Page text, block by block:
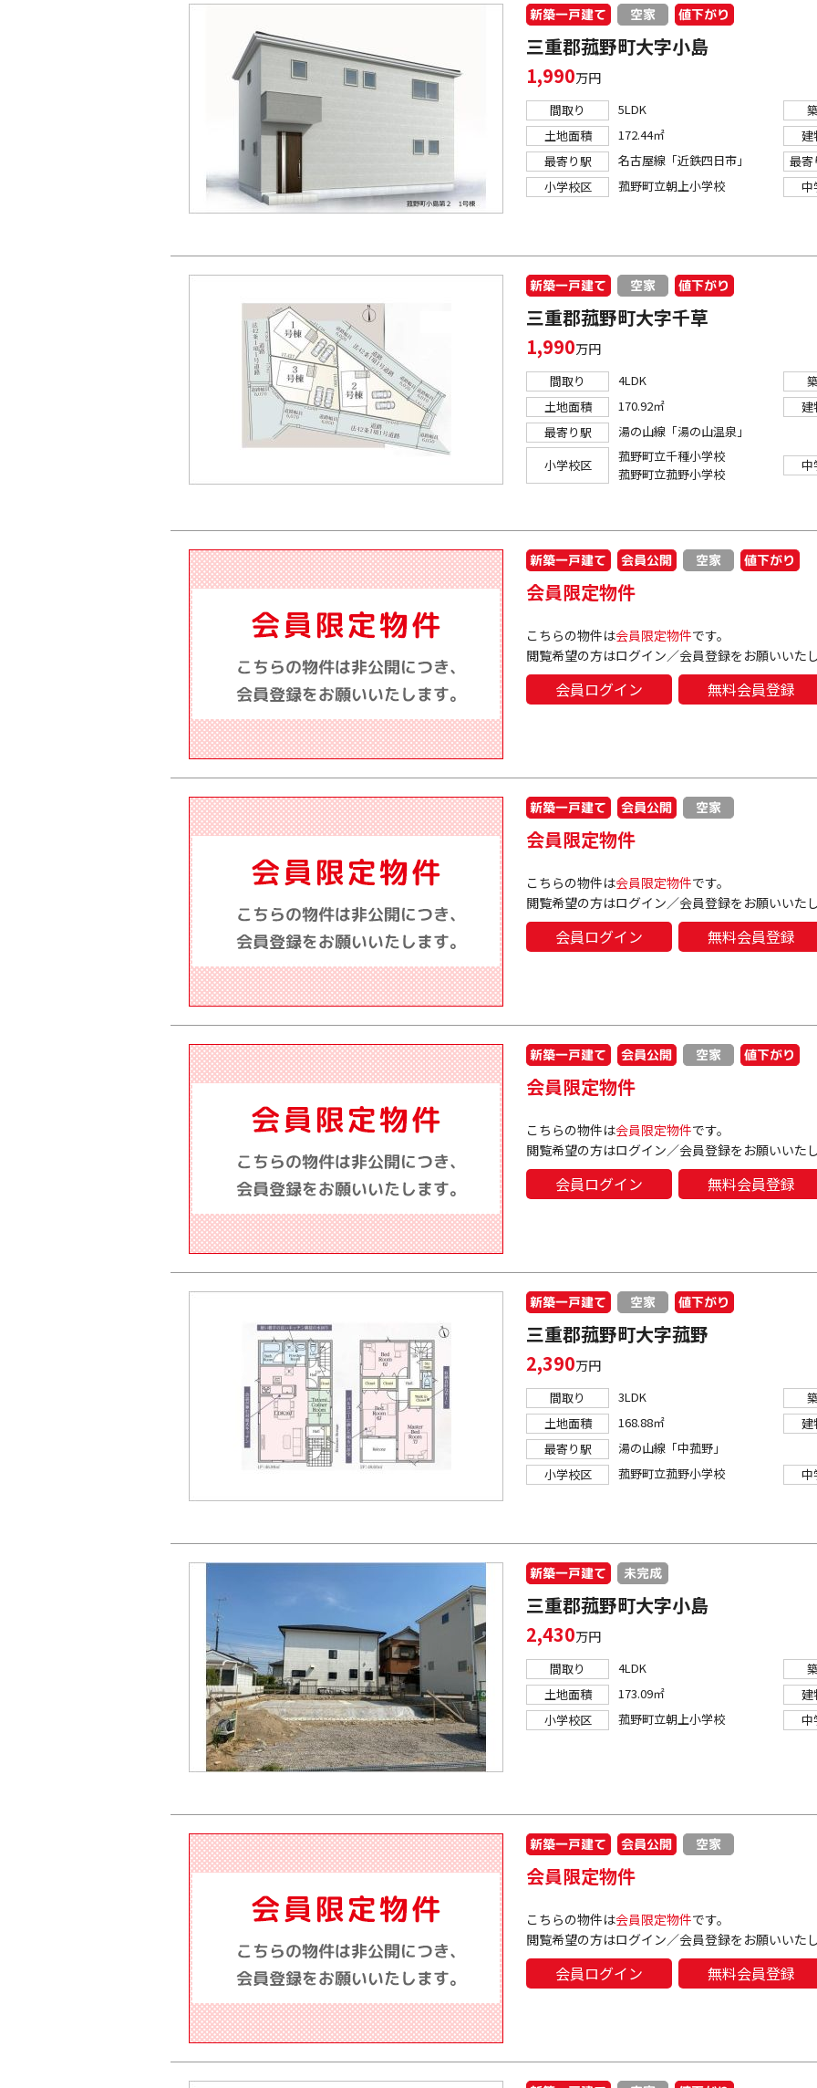
新築一戸建て 空家 値下がり
三重郡菰野町大字小島
1,990万円
間取り 5LDK
土地面積
172.44㎡ 建
最寄り駅
名古屋線「近鉄四日市」 最寄
小学校区
菰野町立朝上小学校 中
新築一戸建て 空家 値下がり
三重郡菰野町大字千草
1,990万円
間取り 4LDK
土地面積
170.92㎡ 建
最寄り駅
湯の山線「湯の山温泉」
小学校区
菰野町立千種小学校
菰野町立菰野小学校
中
新築一戸建て 会員公開 空家 値下がり
会員限定物件
こちらの物件は会員限定物件です。
閲覧希望の方はログイン／会員登録をお願いいたし
会員ログイン 無料会員登録
新築一戸建て 会員公開 空家
会員限定物件
こちらの物件は会員限定物件です。
閲覧希望の方はログイン／会員登録をお願いいたし
会員ログイン 無料会員登録
新築一戸建て 会員公開 空家 値下がり
会員限定物件
こちらの物件は会員限定物件です。
閲覧希望の方はログイン／会員登録をお願いいたし
会員ログイン 無料会員登録
新築一戸建て 空家 値下がり
三重郡菰野町大字菰野
2,390万円
間取り 3LDK
土地面積
168.88㎡ 建
最寄り駅
湯の山線「中菰野」
小学校区
菰野町立菰野小学校 中
新築一戸建て 未完成
三重郡菰野町大字小島
2,430万円
間取り 4LDK
土地面積
173.09㎡ 建
小学校区
菰野町立朝上小学校 中
新築一戸建て 会員公開 空家
会員限定物件
こちらの物件は会員限定物件です。
閲覧希望の方はログイン／会員登録をお願いいたし
会員ログイン 無料会員登録